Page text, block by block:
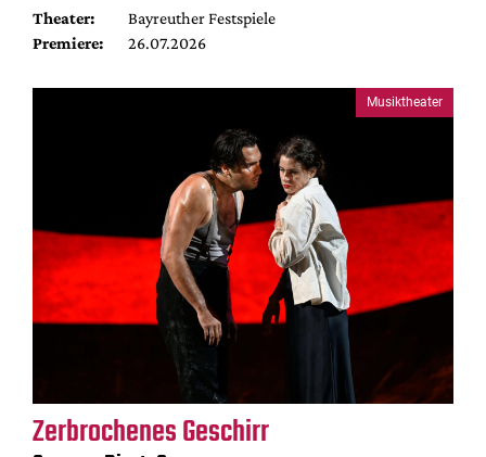
Theater:
Bayreuther Festspiele
Premiere:
26.07.2026
Musiktheater
Zerbrochenes Geschirr